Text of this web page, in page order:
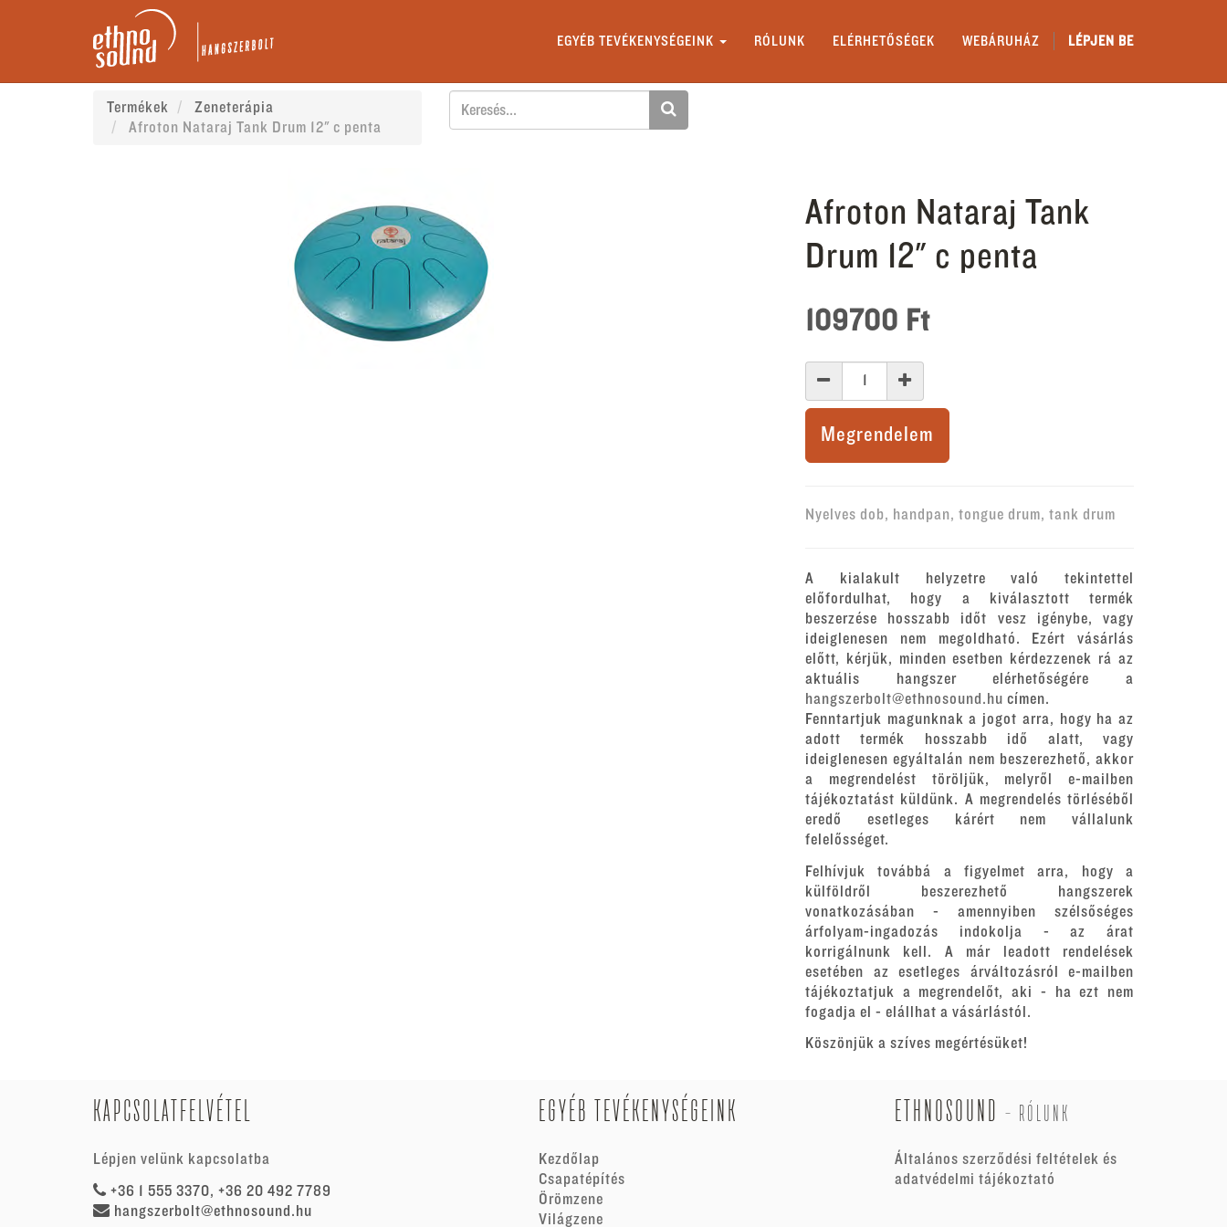
EGYÉB TEVÉKENYSÉGEINK RÓLUNK ELÉRHETŐSÉGEK WEBÁRUHÁZ LÉPJEN BE
Termékek
Zeneterápia
Afroton Nataraj Tank Drum 12" c penta
Afroton Nataraj Tank
Drum 12" c penta
109700 Ft
Megrendelem
Nyelves dob, handpan, tongue drum, tank drum
A kialakult helyzetre való tekintettel
előfordulhat, hogy a kiválasztott termék
beszerzése hosszabb időt vesz igénybe, vagy
ideiglenesen nem megoldható. Ezért vásárlás
előtt, kérjük, minden esetben kérdezzenek rá az
aktuális hangszer elérhetőségére a
hangszerbolt@ethnosound.hu címen.
Fenntartjuk magunknak a jogot arra, hogy ha az
adott termék hosszabb idő alatt, vagy
ideiglenesen egyáltalán nem beszerezhető, akkor
a megrendelést töröljük, melyről e-mailben
tájékoztatást küldünk. A megrendelés törléséből
eredő esetleges kárért nem vállalunk
felelősséget.
Felhívjuk továbbá a figyelmet arra, hogy a
külföldről beszerezhető hangszerek
vonatkozásában - amennyiben szélsőséges
árfolyam-ingadozás indokolja - az árat
korrigálnunk kell. A már leadott rendelések
esetében az esetleges árváltozásról e-mailben
tájékoztatjuk a megrendelőt, aki - ha ezt nem
fogadja el - elállhat a vásárlástól.
Köszönjük a szíves megértésüket!
KAPCSOLATFELVÉTEL
Lépjen velünk kapcsolatba
+36 1 555 3370, +36 20 492 7789
hangszerbolt@ethnosound.hu
EGYÉB TEVÉKENYSÉGEINK
Kezdőlap
Csapatépítés
Örömzene
Világzene
ETHNOSOUND - RÓLUNK
Általános szerződési feltételek és
adatvédelmi tájékoztató